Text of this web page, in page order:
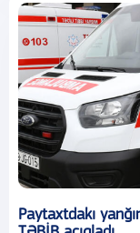
Paytaxtdakı